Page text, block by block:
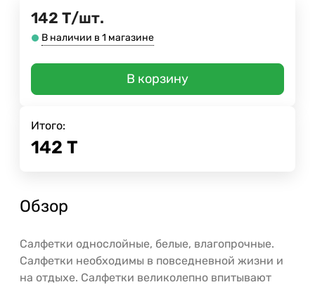
142 Т/шт.
В наличии в 1 магазине
В корзину
Итого:
142 Т
Обзор
Салфетки однослойные, белые, влагопрочные.
Салфетки необходимы в повседневной жизни и
на отдыхе. Салфетки великолепно впитывают